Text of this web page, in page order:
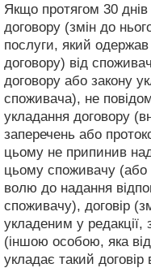
Якщо протягом 30
договору (змін до
послуги, який
договору) від
договору або закону
споживача), не
укладання договору
заперечень або
цьому не припинив
цьому споживачу (або
волю до надання
споживачу), договір
укладеним у редакції,
(іншою особою, яка
укладає такий